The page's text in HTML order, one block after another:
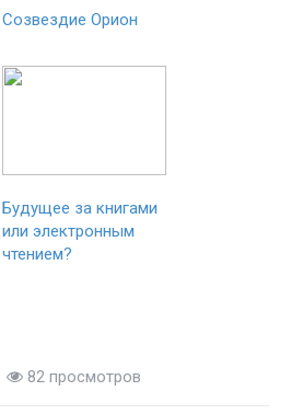
Созвездие Орион
Будущее за книгами
или электронным
чтением?
82 просмотров